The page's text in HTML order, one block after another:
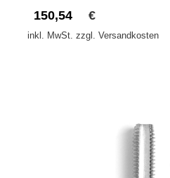
150,54
€
inkl. MwSt. zzgl. Versandkosten